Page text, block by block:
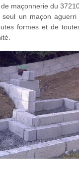
maçonnerie du
un maçon
formes et de